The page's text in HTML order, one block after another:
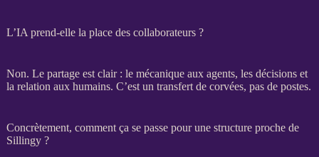
L’IA prend-elle la place des collaborateurs ?
Non. Le partage est clair : le mécanique aux agents, les décisions et
la relation aux humains. C’est un transfertde corvées, pas de postes.
Concrètement, comment ça se passe pour une structure proche de
Sillingy ?